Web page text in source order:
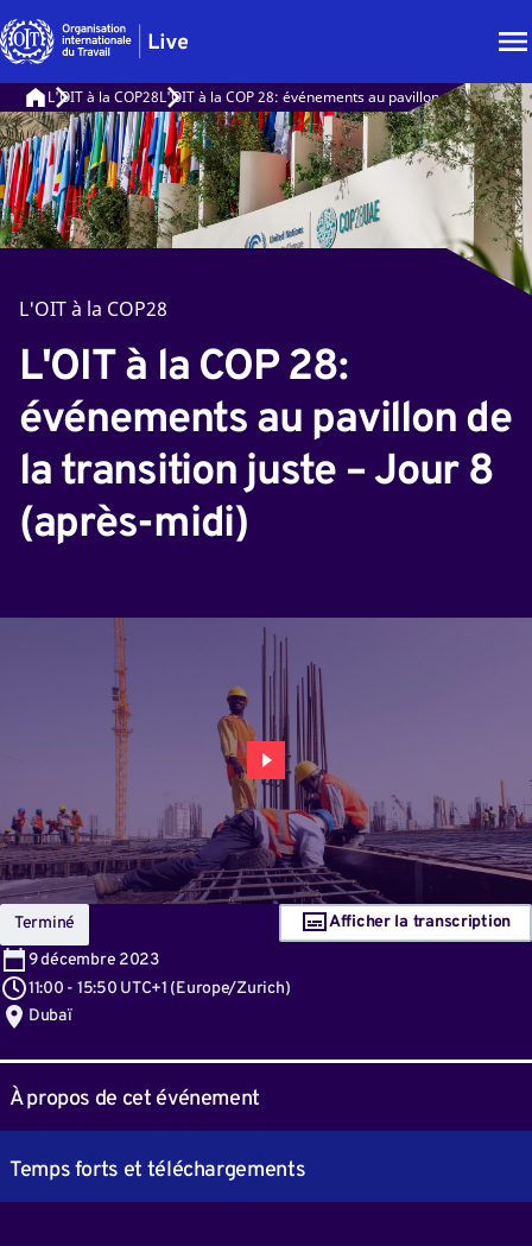
L'OIT à la COP28L'OIT à la COP 28: événements au pavillon de la
L'OIT à la COP28
L'OIT à la COP 28:
événements au pavillon de
la transition juste – Jour 8
(après-midi)
Terminé
9décembre 2023
11:00 - 15:50 UTC+1 (Europe/Zurich)
Dubaï
Afficher la transcription
À propos de cet événement
Temps forts et téléchargements